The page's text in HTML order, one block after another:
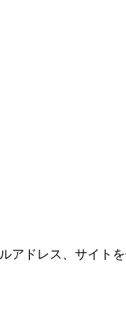
アドレス、サイトを